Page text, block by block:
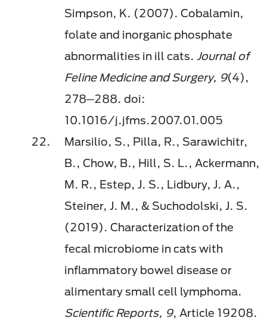
Simpson, K. (2007). Cobalamin,
folate and inorganic phosphate
abnormalities in ill cats. Journal of
Feline Medicine and Surgery, 9(4),
278─288. doi:
10.1016/j.jfms.2007.01.005
Marsilio, S., Pilla, R., Sarawichitr,
B., Chow, B., Hill, S. L., Ackermann,
M. R., Estep, J. S., Lidbury, J. A.,
Steiner, J. M., & Suchodolski, J. S.
(2019). Characterization of the
fecal microbiome in cats with
inflammatory bowel disease or
alimentary small cell lymphoma.
Scientific Reports, 9, Article 19208.